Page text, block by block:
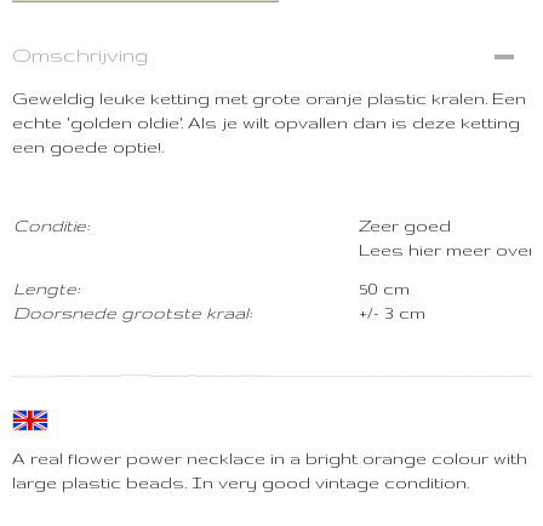
Omschrijving
Geweldig leuke ketting met grote oranje plastic kralen. Een
echte 'golden oldie'. Als je wilt opvallen dan is deze ketting
een goede optie!.
Conditie:
Lengte:
Doorsnede grootste kraal:
Zeer goed
Lees hier meer over
50 cm
+/- 3 cm
A real flower power necklace in a bright orange colour with
large plastic beads. In very good vintage condition.